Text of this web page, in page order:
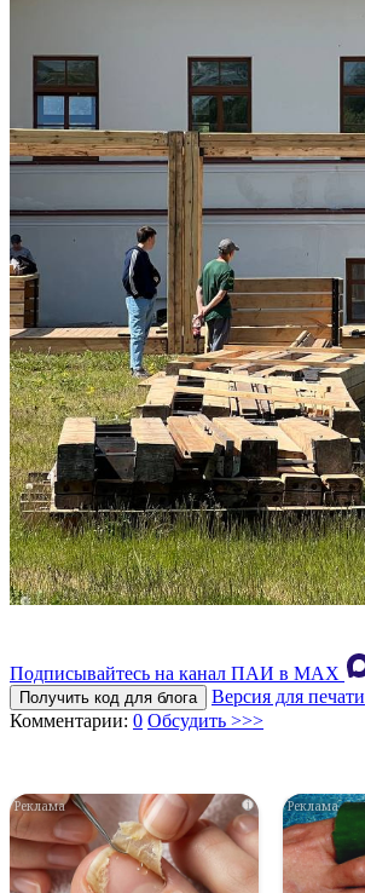
Подписывайтесь на канал ПАИ в MAХ
Получить код для блога
Версия для печати
Комментарии: 0 Обсудить >>>
i